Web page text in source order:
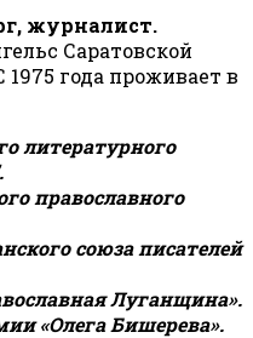
журналист.
Саратовской
1975 года проживает в
литературного
православного
союза писателей
Луганщина».
«Олега Бишерева».